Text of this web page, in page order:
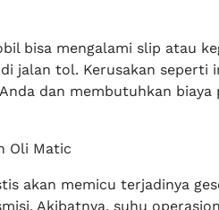
bisa mengalami slip atau
jalan tol. Kerusakan seperti
dan membutuhkan biaya
Oli Matic
akan memicu terjadinya
Akibatnya, suhu